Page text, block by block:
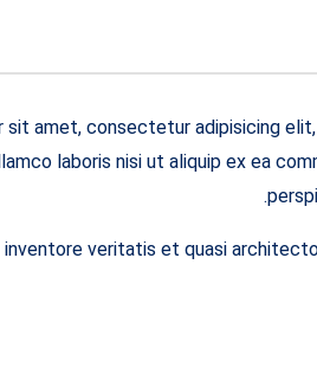
sit amet, consectetur adipisicing
laboris nisi ut aliquip ex ea
inventore veritatis et quasi